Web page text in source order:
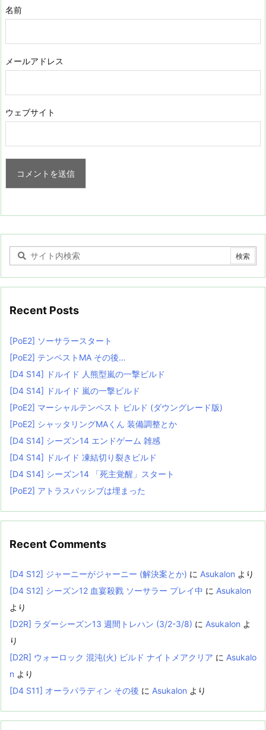
名前
メールアドレス
ウェブサイト
Recent Posts
[PoE2] ソーサラースタート
[PoE2] テンペストMA その後…
[D4 S14] ドルイド 人熊型嵐の一撃ビルド
[D4 S14] ドルイド 嵐の一撃ビルド
[PoE2] マーシャルテンペスト ビルド (ダウングレード版)
[PoE2] シャッタリングMAくん 装備調整とか
[D4 S14] シーズン14 エンドゲーム 雑感
[D4 S14] ドルイド 凍結切り裂きビルド
[D4 S14] シーズン14 「死主覚醒」スタート
[PoE2] アトラスパッシブは埋まった
Recent Comments
[D4 S12] ジャーニーがジャーニー (解決案とか) に Asukalon より
[D4 S12] シーズン12 血宴殺戮 ソーサラー プレイ中 に Asukalon
より
[D2R] ラダーシーズン13 週間トレハン (3/2-3/8) に Asukalon よ
り
[D2R] ウォーロック 混沌(火) ビルド ナイトメアクリア に Asukalo
n より
[D4 S11] オーラパラディン その後 に Asukalon より